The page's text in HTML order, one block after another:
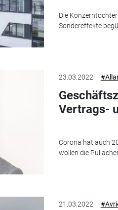
Die
Sondereffekte
23.03.2022
Vertrags-
Corona hat auch
wollen die
21.03.2022